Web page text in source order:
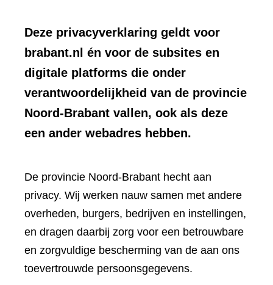
Deze privacyverklaring geldt voor
brabant.nl én voor de subsites en
digitale platforms die onder
verantwoordelijkheid van de provincie
Noord-Brabant vallen, ook als deze
een ander webadres hebben.
De provincie Noord-Brabant hecht aan
privacy. Wij werken nauw samen met andere
overheden, burgers, bedrijven en instellingen,
en dragen daarbij zorg voor een betrouwbare
en zorgvuldige bescherming van de aan ons
toevertrouwde persoonsgegevens.